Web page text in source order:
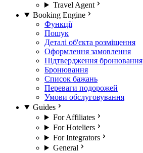
Travel Agent
Booking Engine
Функції
Пошук
Деталі об'єкта розміщення
Оформлення замовлення
Підтвердження бронювання
Бронювання
Список бажань
Переваги подорожей
Умови обслуговування
Guides
For Affiliates
For Hoteliers
For Integrators
General